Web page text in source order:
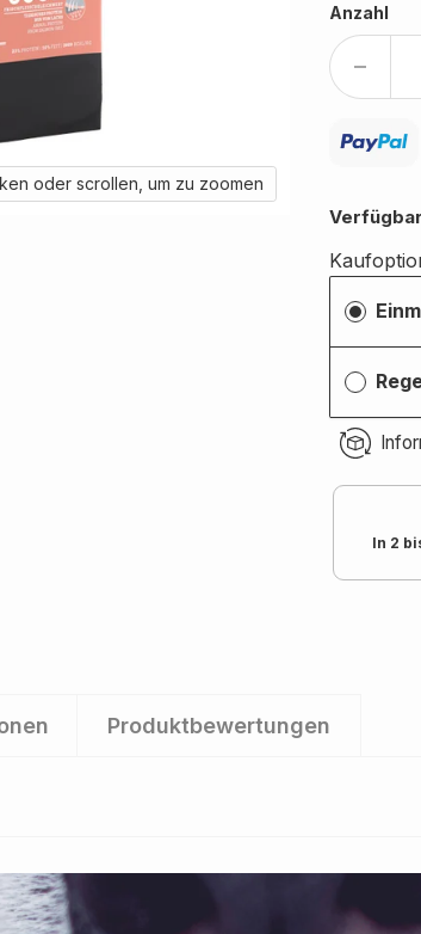
oder scrollen, um zu zoomen
Anzahl
In 2
Produktbewertungen